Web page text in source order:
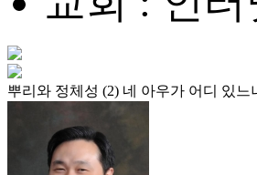
뿌리와 정체성 (2) 네 아우가 어디 있느